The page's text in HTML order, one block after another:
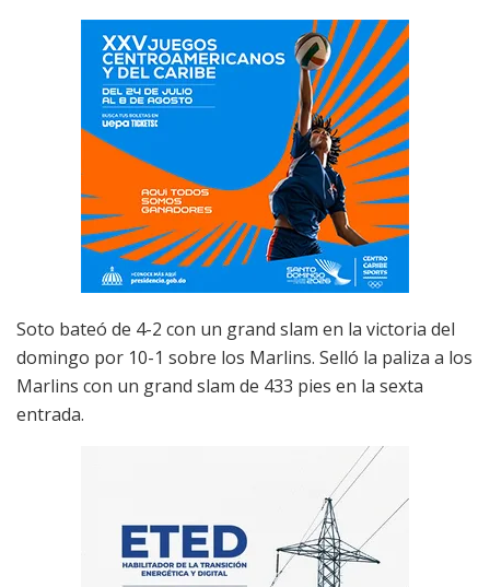
Soto bateó de 4-2 con un grand slam en la victoria del
domingo por 10-1 sobre los Marlins. Selló la paliza a los
Marlins con un grand slam de 433 pies en la sexta
entrada.